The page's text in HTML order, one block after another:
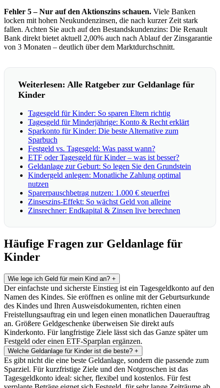
Fehler 5 – Nur auf den Aktionszins schauen. Viele Banken
locken mit hohen Neukundenzinsen, die nach kurzer Zeit stark
fallen. Achten Sie auch auf den Bestandskundenzins: Die Renault
Bank direkt bietet aktuell 2,00% auch nach Ablauf der Zinsgarantie
von 3 Monaten – deutlich über dem Marktdurchschnitt.
Weiterlesen: Alle Ratgeber zur Geldanlage für
Kinder
Tagesgeld für Kinder: So sparen Eltern richtig
Tagesgeld für Minderjährige: Konto & Recht erklärt
Sparkonto für Kinder: Die beste Alternative zum
Sparbuch
Festgeld vs. Tagesgeld: Was passt wann?
ETF oder Tagesgeld für Kinder – was ist besser?
Geldanlage zur Geburt: So legen Sie den Grundstein
Kindergeld anlegen: Monatliche Zahlung optimal
nutzen
Sparerpauschbetrag nutzen: 1.000 € steuerfrei
Zinseszins-Effekt: So wächst Geld von alleine
Zinsrechner: Endkapital & Zinsen live berechnen
Häufige Fragen zur Geldanlage für
Kinder
Wie lege ich Geld für mein Kind an? +
Der einfachste und sicherste Einstieg ist ein Tagesgeldkonto auf den
Namen des Kindes. Sie eröffnen es online mit der Geburtsurkunde
des Kindes und Ihren Ausweisdokumenten, richten einen
Freistellungsauftrag ein und legen einen monatlichen Dauerauftrag
an. Größere Geldgeschenke überweisen Sie direkt aufs
Kinderkonto. Für langfristige Ziele lässt sich das Ganze später um
Festgeld oder einen ETF-Sparplan ergänzen.
Welche Geldanlage für Kinder ist die beste? +
Es gibt nicht die eine beste Geldanlage, sondern die passende zum
Sparziel. Für kurzfristige Ziele und den Notgroschen ist das
Tagesgeldkonto ideal: sicher, flexibel und kostenlos. Für fest